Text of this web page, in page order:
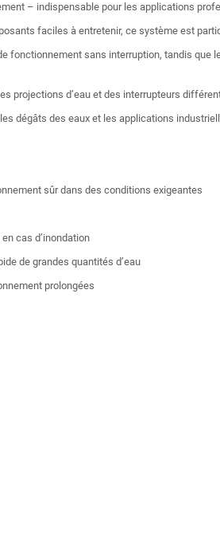
– indispensable pour les applications
faciles à entretenir, ce système est
fonctionnement sans interruption, tandis
projections d’eau et des interrupteurs
dégâts des eaux et les applications
sûr dans des conditions exigeantes
cas d’inondation
de grandes quantités d’eau
prolongées